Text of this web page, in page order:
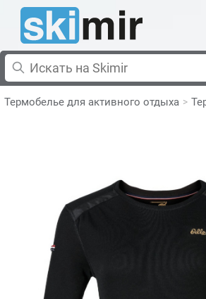
Термобелье для активного отдыха